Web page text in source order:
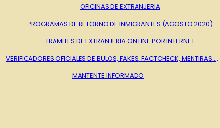
OFICINAS DE EXTRANJERIA
PROGRAMAS DE RETORNO DE INMIGRANTES (AGOSTO 2020)
TRAMITES DE EXTRANJERIA ON LINE POR INTERNET
VERIFICADORES OFICIALES DE BULOS, FAKES, FACTCHECK, MENTIRAS…,
MANTENTE INFORMADO